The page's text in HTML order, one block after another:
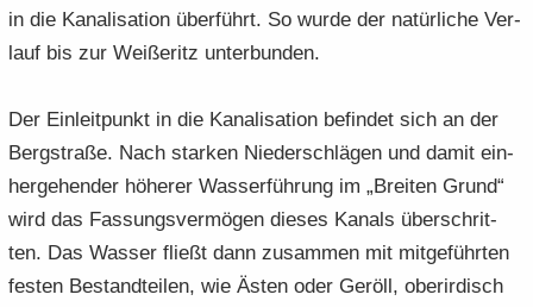
in die Ka­na­li­sa­ti­on über­führt. So wurde der na­tür­li­che Ver­
lauf bis zur Wei­ße­ritz un­ter­bun­den.
Der Ein­leit­punkt in die Ka­na­li­sa­ti­on be­fin­det sich an der
Berg­stra­ße. Nach star­ken Nie­der­schlä­gen und damit ein­
her­ge­hen­der hö­he­rer Was­ser­füh­rung im „Brei­ten Grund“
wird das Fas­sungs­ver­mö­gen die­ses Ka­nals über­schrit­
ten. Das Was­ser fließt dann zu­sam­men mit mit­ge­führ­ten
fes­ten Be­stand­tei­len, wie Ästen oder Ge­röll, ober­ir­disch